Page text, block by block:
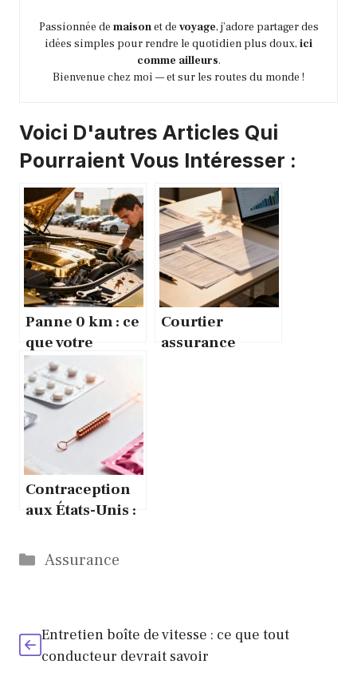
Passionnée de maisonet de voyage, j’adore partager des
idées simples pour rendre le quotidien plus doux, ici
comme ailleurs.
Bienvenue chez moi — et sur les routes du monde !
Voici D'autres Articles Qui
Pourraient Vous Intéresser :
Panne 0 km : ce
que votre
assurance
couvre
vraiment
Courtier
assurance
Contraception
aux États-Unis :
vraiment
l’assurance
Catégories
Assurance
Entretien boîte de vitesse : ce que tout
conducteur devrait savoir